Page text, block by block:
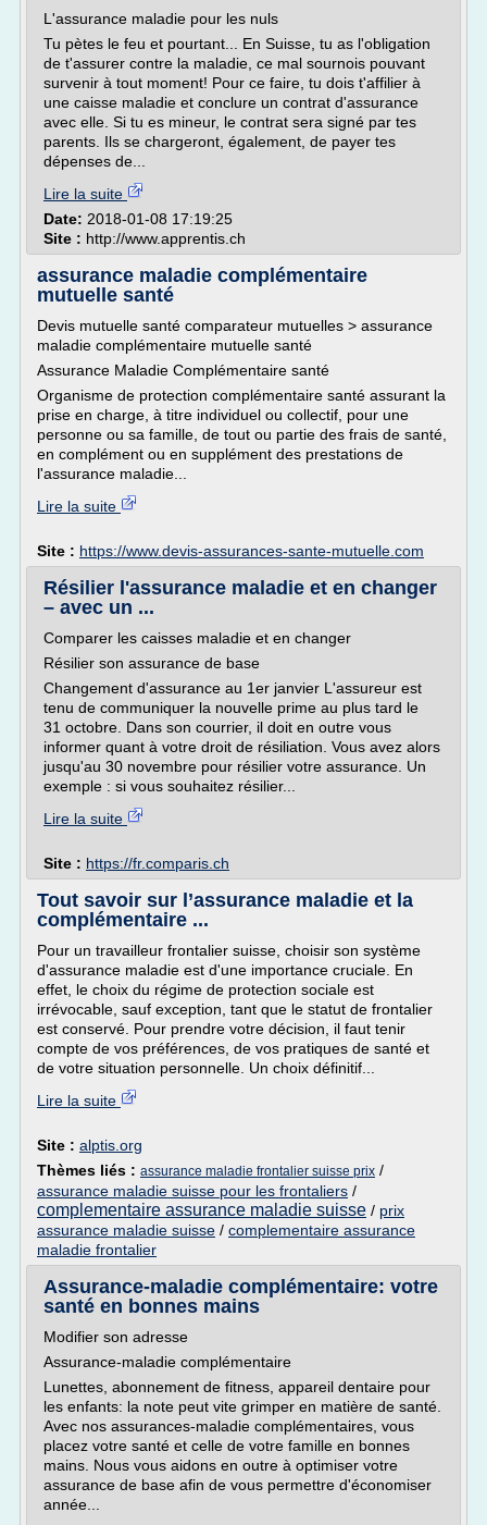
L'assurance maladie pour les nuls
Tu pètes le feu et pourtant... En Suisse, tu as l'obligation
de t'assurer contre la maladie, ce mal sournois pouvant
survenir à tout moment! Pour ce faire, tu dois t'affilier à
une caisse maladie et conclure un contrat d'assurance
avec elle. Si tu es mineur, le contrat sera signé par tes
parents. Ils se chargeront, également, de payer tes
dépenses de...
Lire la suite
Date: 2018-01-08 17:19:25
Site : http://www.apprentis.ch
assurance maladie complémentaire
mutuelle santé
Devis mutuelle santé comparateur mutuelles > assurance
maladie complémentaire mutuelle santé
Assurance Maladie Complémentaire santé
Organisme de protection complémentaire santé assurant la
prise en charge, à titre individuel ou collectif, pour une
personne ou sa famille, de tout ou partie des frais de santé,
en complément ou en supplément des prestations de
l'assurance maladie...
Lire la suite
Site : https://www.devis-assurances-sante-mutuelle.com
Résilier l'assurance maladie et en changer
– avec un ...
Comparer les caisses maladie et en changer
Résilier son assurance de base
Changement d'assurance au 1er janvier L'assureur est
tenu de communiquer la nouvelle prime au plus tard le
31 octobre. Dans son courrier, il doit en outre vous
informer quant à votre droit de résiliation. Vous avez alors
jusqu'au 30 novembre pour résilier votre assurance. Un
exemple : si vous souhaitez résilier...
Lire la suite
Site : https://fr.comparis.ch
Tout savoir sur l’assurance maladie et la
complémentaire ...
Pour un travailleur frontalier suisse, choisir son système
d'assurance maladie est d'une importance cruciale. En
effet, le choix du régime de protection sociale est
irrévocable, sauf exception, tant que le statut de frontalier
est conservé. Pour prendre votre décision, il faut tenir
compte de vos préférences, de vos pratiques de santé et
de votre situation personnelle. Un choix définitif...
Lire la suite
Site : alptis.org
Thèmes liés : assurance maladie frontalier suisse prix /
assurance maladie suisse pour les frontaliers /
complementaire assurance maladie suisse / prix
assurance maladie suisse / complementaire assurance
maladie frontalier
Assurance-maladie complémentaire: votre
santé en bonnes mains
Modifier son adresse
Assurance-maladie complémentaire
Lunettes, abonnement de fitness, appareil dentaire pour
les enfants: la note peut vite grimper en matière de santé.
Avec nos assurances-maladie complémentaires, vous
placez votre santé et celle de votre famille en bonnes
mains. Nous vous aidons en outre à optimiser votre
assurance de base afin de vous permettre d'économiser
année...